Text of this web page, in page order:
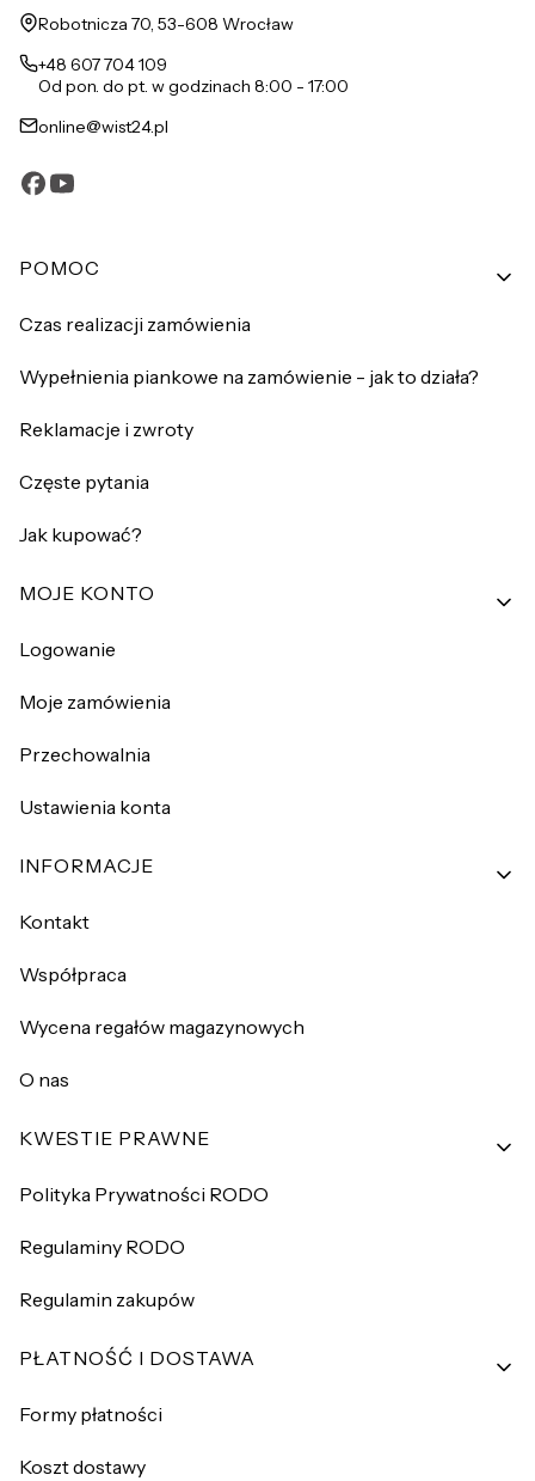
Adres:
Robotnicza 70, 53-608 Wrocław
+48 607 704 109
Od pon. do pt. w godzinach 8:00 - 17:00
online@wist24.pl
Linki w stopce
POMOC
Czas realizacji zamówienia
Wypełnienia piankowe na zamówienie - jak to działa?
Reklamacje i zwroty
Częste pytania
Jak kupować?
MOJE KONTO
Logowanie
Moje zamówienia
Przechowalnia
Ustawienia konta
INFORMACJE
Kontakt
Współpraca
Wycena regałów magazynowych
O nas
KWESTIE PRAWNE
Polityka Prywatności RODO
Regulaminy RODO
Regulamin zakupów
PŁATNOŚĆ I DOSTAWA
Formy płatności
Koszt dostawy